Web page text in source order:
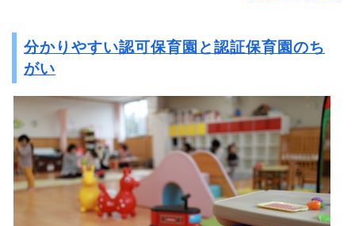
分かりやすい認可保育園と認証保育園のち
がい